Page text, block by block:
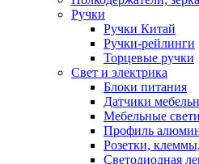
Ручки
Ручки Китай
Ручки-рейлинги
Торцевые ручки
Свет и электрика
Блоки питания
Датчики
Мебельные
Профиль
Розетки,
Светодиодная